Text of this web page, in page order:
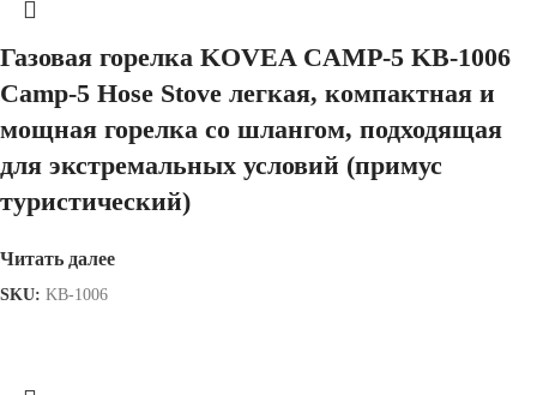
Газовая горелка KOVEA CAMP-5 KB-1006
Camp-5 Hose Stove легкая, компактная и
мощная горелка со шлангом, подходящая
для экстремальных условий (примус
туристический)
Читать далее
SKU: KB-1006